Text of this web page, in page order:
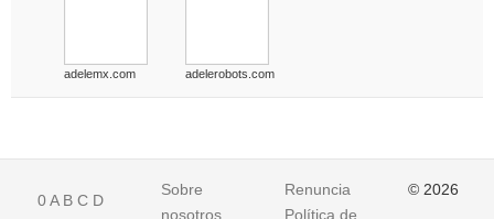
adelemx.com adelerobots.com
0A B C D
Sobre
nosotros
Renuncia
Política de
© 2026